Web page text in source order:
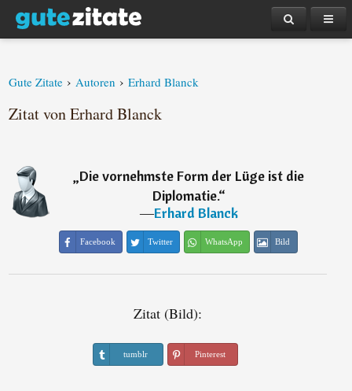
Gute Zitate › Autoren › Erhard Blanck
Zitat von Erhard Blanck
„Die vornehmste Form der Lüge ist die
Diplomatie.“
―Erhard Blanck
Facebook Twitter WhatsApp Bild
Zitat (Bild):
tumblr Pinterest